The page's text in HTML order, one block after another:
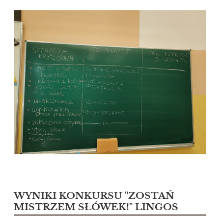
WYNIKI KONKURSU "ZOSTAŃ
MISTRZEM SŁÓWEK!" LINGOS